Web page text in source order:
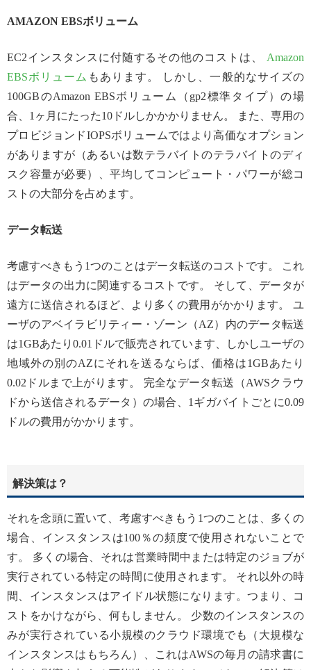
AMAZON EBSボリューム
EC2インスタンスに付随するその他のコストは、 Amazon
EBSボリューム もあります。 しかし、一般的なサイズの
100GBのAmazon EBSボリューム（gp2標準タイプ）の場
合、1ヶ月にたった10ドルしかかかりません。 また、専用の
プロビジョンドIOPSボリュームではより高価なオプション
がありますが（あるいは数テラバイトのテラバイトのディ
スク容量が必要）、平均してコンピュート・パワーが総コ
ストの大部分を占めます。
データ転送
考慮すべきもう1つのことはデータ転送のコストです。 これ
はデータの出力に関連するコストです。 そして、データが
遠方に送信されるほど、より多くの費用がかかります。 ユ
ーザのアベイラビリティー・ゾーン（AZ）内のデータ転送
は1GBあたり0.01ドルで販売されています、しかしユーザの
地域外の別のAZにそれを送るならば、価格は1GBあたり
0.02ドルまで上がります。 完全なデータ転送（AWSクラウ
ドから送信されるデータ）の場合、1ギガバイトごとに0.09
ドルの費用がかかります。
解決策は？
それを念頭に置いて、考慮すべきもう1つのことは、多くの
場合、インスタンスは100％の頻度で使用されないことで
す。 多くの場合、それは営業時間中または特定のジョブが
実行されている特定の時間に使用されます。 それ以外の時
間、インスタンスはアイドル状態になります。つまり、コ
ストをかけながら、何もしません。 少数のインスタンスの
みが実行されている小規模のクラウド環境でも（大規模な
インスタンスはもちろん）、これはAWSの毎月の請求書に